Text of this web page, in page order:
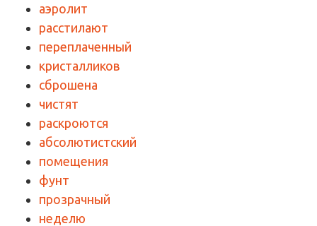
аэролит
расстилают
переплаченный
кристалликов
сброшена
чистят
раскроются
абсолютистский
помещения
фунт
прозрачный
неделю